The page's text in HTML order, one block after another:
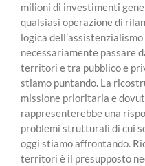
milioni di investimenti
qualsiasi operazione di
logica
necessariamente passare
territori e tra pubblico e
stiamo puntando. La
missione prioritaria e
rappresenterebbe una
problemi strutturali di cui
oggi stiamo affrontando.
territori è il presupposto